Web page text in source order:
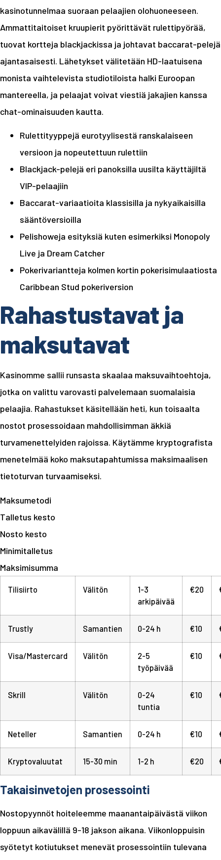
kasinotunnelmaa suoraan pelaajien olohuoneeseen.
Ammattitaitoiset kruupierit pyörittävät rulettipyörää,
tuovat kortteja blackjackissa ja johtavat baccarat-pelejä
ajantasaisesti. Lähetykset välitetään HD-laatuisena
monista vaihtelevista studiotiloista halki Euroopan
mantereella, ja pelaajat voivat viestiä jakajien kanssa
chat-ominaisuuden kautta.
Rulettityyppejä eurotyylisestä ranskalaiseen
versioon ja nopeutettuun rulettiin
Blackjack-pelejä eri panoksilla uusilta käyttäjiltä
VIP-pelaajiin
Baccarat-variaatioita klassisilla ja nykyaikaisilla
sääntöversioilla
Pelishoweja esityksiä kuten esimerkiksi Monopoly
Live ja Dream Catcher
Pokerivariantteja kolmen kortin pokerisimulaatiosta
Caribbean Stud pokeriversion
Rahastustavat ja
maksutavat
Kasinomme sallii runsasta skaalaa maksuvaihtoehtoja,
jotka on valittu varovasti palvelemaan suomalaisia
pelaajia. Rahastukset käsitellään heti, kun toisaalta
nostot prosessoidaan mahdollisimman äkkiä
turvamenettelyiden rajoissa. Käytämme kryptografista
menetelmää koko maksutapahtumissa maksimaalisen
tietoturvan turvaamiseksi.
Maksumetodi
Talletus kesto
Nosto kesto
Minimitalletus
Maksimisumma
Tilisiirto Välitön
1-3
arkipäivää
€20
Trustly Samantien 0-24 h €10
Visa/Mastercard Välitön
2-5
työpäivää
€10
Skrill Välitön
0-24
tuntia
€10
Neteller Samantien 0-24 h €10
Kryptovaluutat 15-30 min 1-2 h €20
Takaisinvetojen prosessointi
Nostopyynnöt hoiteleemme maanantaipäivästä viikon
loppuun aikavälillä 9-18 jakson aikana. Viikonloppuisin
syötetyt kotiutukset menevät prosessointiin tulevana